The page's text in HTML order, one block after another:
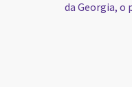
da Georgia, o